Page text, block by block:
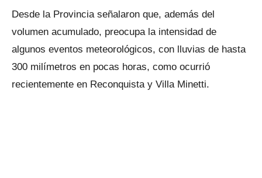
Desde la Provincia señalaron que, además del
volumen acumulado, preocupa la intensidad de
algunos eventos meteorológicos, con lluvias de hasta
300 milímetros en pocas horas, como ocurrió
recientemente en Reconquista y Villa Minetti.